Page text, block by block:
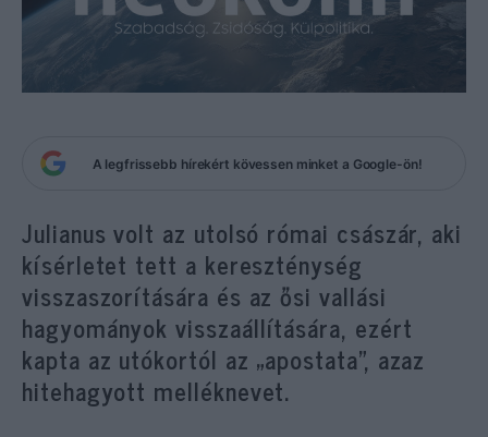
A legfrissebb hírekért kövessen minket a Google-ön!
Julianus volt az utolsó római császár, aki
kísérletet tett a kereszténység
visszaszorítására és az ősi vallási
hagyományok visszaállítására, ezért
kapta az utókortól az „apostata”, azaz
hitehagyott melléknevet.